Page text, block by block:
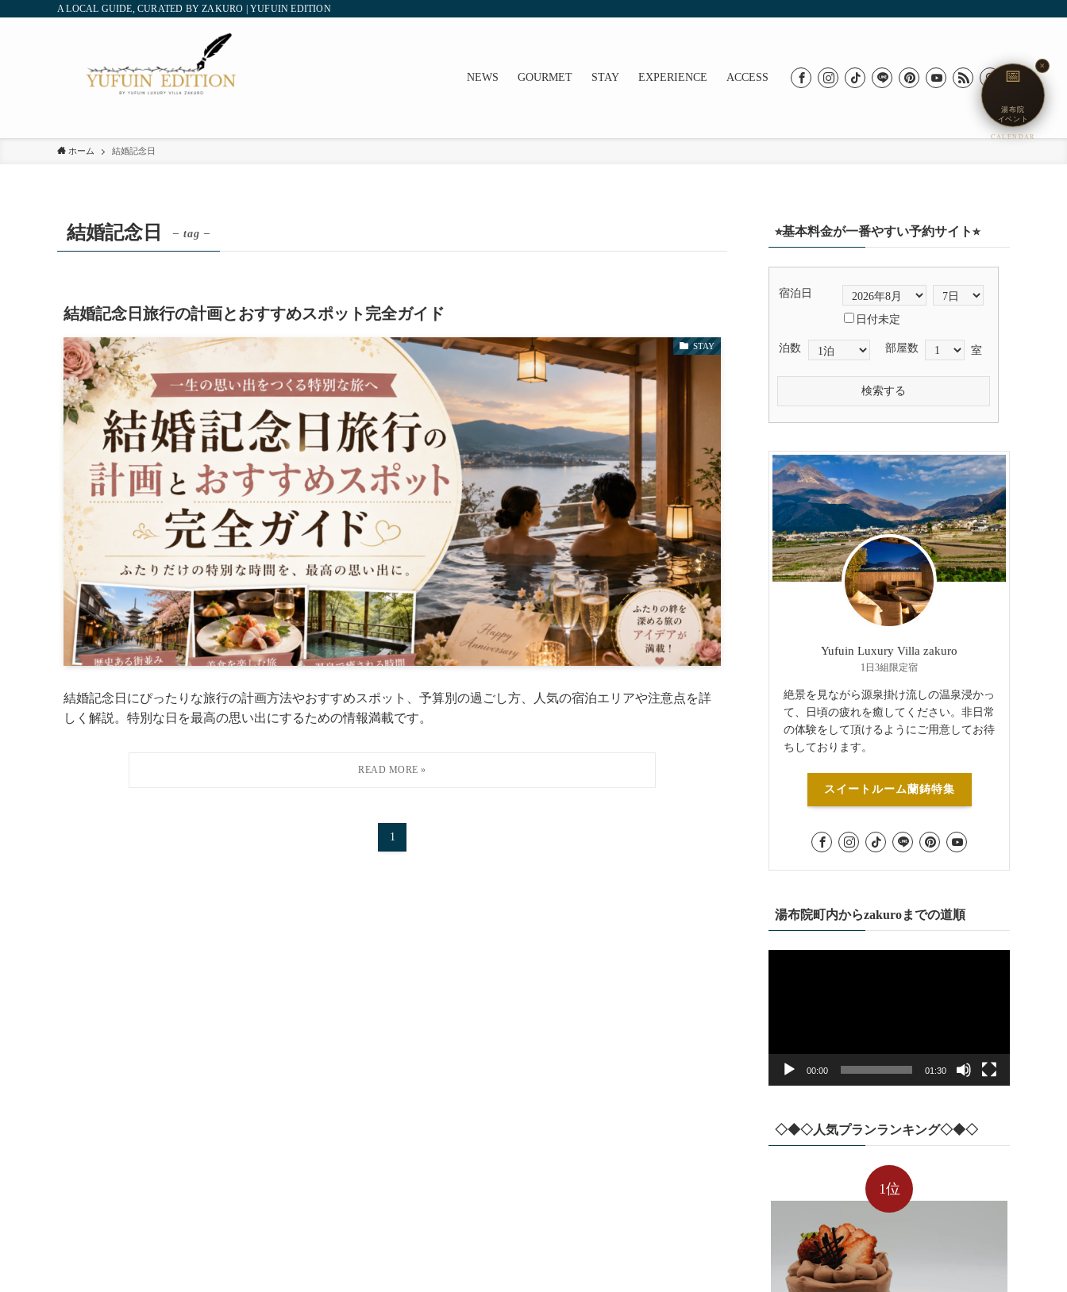
✕
📅
湯布院
イベント
CALENDAR
A LOCAL GUIDE, CURATED BY ZAKURO | YUFUIN EDITION
NEWS GOURMET STAY EXPERIENCE ACCESS
ホーム 結婚記念日
結婚記念日 – tag –
結婚記念日旅行の計画とおすすめスポット完全ガイド
STAY
結婚記念日にぴったりな旅行の計画方法やおすすめスポット、予算別の過ごし方、人気の宿泊エリアや注意点を詳
しく解説。特別な日を最高の思い出にするための情報満載です。
1
⭐︎基本料金が一番やすい予約サイト⭐︎
宿泊日
日付未定
泊数 部屋数 室
検索する
Yufuin Luxury Villa zakuro
1日3組限定宿
絶景を見ながら源泉掛け流しの温泉浸かっ
て、日頃の疲れを癒してください。非日常
の体験をして頂けるようにご用意してお待
ちしております。
スイートルーム蘭鋳特集
湯布院町内からzakuroまでの道順
00:00 01:30
◇◆◇人気プランランキング◇◆◇
1位